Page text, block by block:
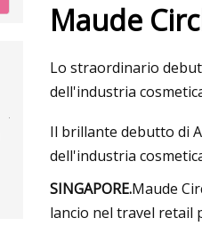
13 migliori guanti
(testati e recensiti)
Maude
Lo straordinario
dell'industria
Il brillante debutto di
dell'industria
SINGAPORE.Maude
lancio nel travel retail